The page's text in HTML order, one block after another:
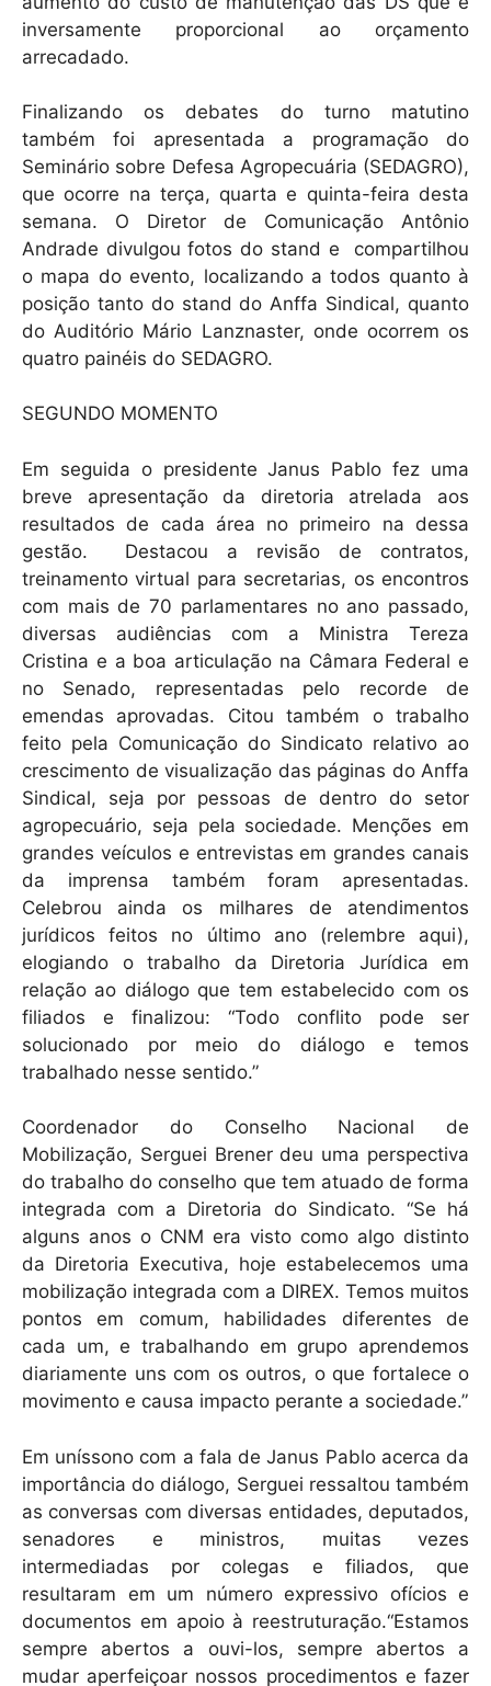
inversamente proporcional ao orçamento
arrecadado.
Finalizando os debates do turno matutino
também foi apresentada a programação do
Seminário sobre Defesa Agropecuária (SEDAGRO),
que ocorre na terça, quarta e quinta-feira desta
semana. O Diretor de Comunicação Antônio
Andrade divulgou fotos do stand e compartilhou
o mapa do evento, localizando a todos quanto à
posição tanto do stand do Anffa Sindical, quanto
do Auditório Mário Lanznaster, onde ocorrem os
quatro painéis do SEDAGRO.
SEGUNDO MOMENTO
Em seguida o presidente Janus Pablo fez uma
breve apresentação da diretoria atrelada aos
resultados de cada área no primeiro na dessa
gestão. Destacou a revisão de contratos,
treinamento virtual para secretarias, os encontros
com mais de 70 parlamentares no ano passado,
diversas audiências com a Ministra Tereza
Cristina e a boa articulação na Câmara Federal e
no Senado, representadas pelo recorde de
emendas aprovadas. Citou também o trabalho
feito pela Comunicação do Sindicato relativo ao
crescimento de visualização das páginas do Anffa
Sindical, seja por pessoas de dentro do setor
agropecuário, seja pela sociedade. Menções em
grandes veículos e entrevistas em grandes canais
da imprensa também foram apresentadas.
Celebrou ainda os milhares de atendimentos
jurídicos feitos no último ano (relembre aqui),
elogiando o trabalho da Diretoria Jurídica em
relação ao diálogo que tem estabelecido com os
filiados e finalizou: “Todo conflito pode ser
solucionado por meio do diálogo e temos
trabalhado nesse sentido.”
Coordenador do Conselho Nacional de
Mobilização, Serguei Brener deu uma perspectiva
do trabalho do conselho que tem atuado de forma
integrada com a Diretoria do Sindicato. “Se há
alguns anos o CNM era visto como algo distinto
da Diretoria Executiva, hoje estabelecemos uma
mobilização integrada com a DIREX. Temos muitos
pontos em comum, habilidades diferentes de
cada um, e trabalhando em grupo aprendemos
diariamente uns com os outros, o que fortalece o
movimento e causa impacto perante a sociedade.”
Em uníssono com a fala de Janus Pablo acerca da
importância do diálogo, Serguei ressaltou também
as conversas com diversas entidades, deputados,
senadores e ministros, muitas vezes
intermediadas por colegas e filiados, que
resultaram em um número expressivo ofícios e
documentos em apoio à reestruturação.“Estamos
sempre abertos a ouvi-los, sempre abertos a
mudar aperfeiçoar nossos procedimentos e fazer